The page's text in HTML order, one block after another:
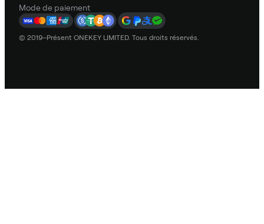
Mode de paiement
© 2019–Présent ONEKEY LIMITED. Tous droits réservés.